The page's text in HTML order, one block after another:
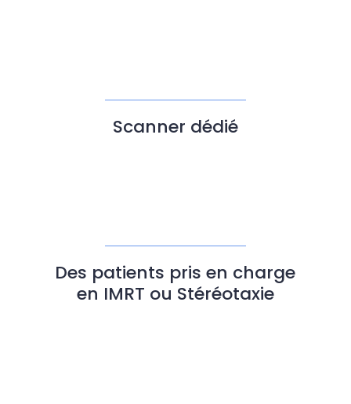
Scanner dédié
Des patients pris en charge
en IMRT ou Stéréotaxie